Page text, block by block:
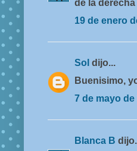
de la
19 de enero
Sol dijo...
Buenisimo,
7 de mayo de
Blanca B